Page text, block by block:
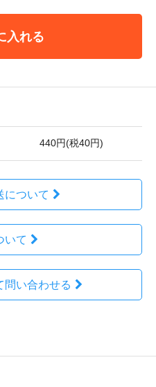
入れる
440円(税40円)
について
いて
問い合わせる